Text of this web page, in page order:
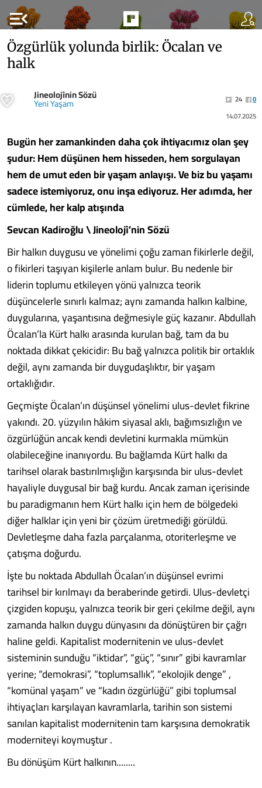
menu_open
Özgürlük yolunda birlik: Öcalan ve
halk
Jineolojînin Sözü
Yeni Yaşam 24
0
14.07.2025
Bugün her zamankinden daha çok ihtiyacımız olan şey
şudur: Hem düşünen hem hisseden, hem sorgulayan
hem de umut eden bir yaşam anlayışı. Ve biz bu yaşamı
sadece istemiyoruz, onu inşa ediyoruz. Her adımda, her
cümlede, her kalp atışında
Sevcan Kadiroğlu \ Jineolojî’nin Sözü
Bir halkın duygusu ve yönelimi çoğu zaman fikirlerle değil,
o fikirleri taşıyan kişilerle anlam bulur. Bu nedenle bir
liderin toplumu etkileyen yönü yalnızca teorik
düşüncelerle sınırlı kalmaz; aynı zamanda halkın kalbine,
duygularına, yaşantısına değmesiyle güç kazanır. Abdullah
Öcalan’la Kürt halkı arasında kurulan bağ, tam da bu
noktada dikkat çekicidir: Bu bağ yalnızca politik bir ortaklık
değil, aynı zamanda bir duygudaşlıktır, bir yaşam
ortaklığıdır.
Geçmişte Öcalan’ın düşünsel yönelimi ulus-devlet fikrine
yakındı. 20. yüzyılın hâkim siyasal aklı, bağımsızlığın ve
özgürlüğün ancak kendi devletini kurmakla mümkün
olabileceğine inanıyordu. Bu bağlamda Kürt halkı da
tarihsel olarak bastırılmışlığın karşısında bir ulus-devlet
hayaliyle duygusal bir bağ kurdu. Ancak zaman içerisinde
bu paradigmanın hem Kürt halkı için hem de bölgedeki
diğer halklar için yeni bir çözüm üretmediği görüldü.
Devletleşme daha fazla parçalanma, otoriterleşme ve
çatışma doğurdu.
İşte bu noktada Abdullah Öcalan’ın düşünsel evrimi
tarihsel bir kırılmayı da beraberinde getirdi. Ulus-devletçi
çizgiden kopuşu, yalnızca teorik bir geri çekilme değil, aynı
zamanda halkın duygu dünyasını da dönüştüren bir çağrı
haline geldi. Kapitalist modernitenin ve ulus-devlet
sisteminin sunduğu “iktidar”, “güç”, “sınır” gibi kavramlar
yerine; “demokrasi”, “toplumsallık”, “ekolojik denge” ,
“komünal yaşam” ve “kadın özgürlüğü” gibi toplumsal
ihtiyaçları karşılayan kavramlarla, tarihin son sistemi
sanılan kapitalist modernitenin tam karşısına demokratik
moderniteyi koymuştur .
Bu dönüşüm Kürt halkının........